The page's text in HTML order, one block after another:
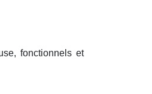
fonctionnels et